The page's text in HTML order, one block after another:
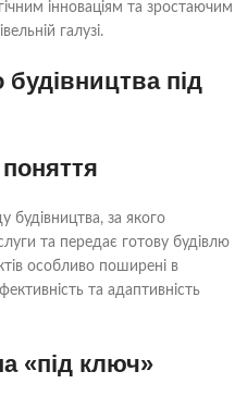
процеси
будівництва під
на німецькому ринку
та правова база
щодо дій для фахівців
інноваціям та зростаючим
галузі.
під
будівництва, за якого
та передає готову будівлю
особливо поширені в
та адаптивність
«під ключ»